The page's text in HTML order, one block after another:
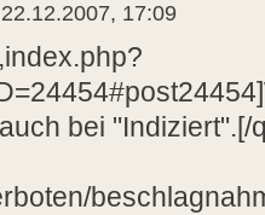
17:09
bei "Indiziert".[/